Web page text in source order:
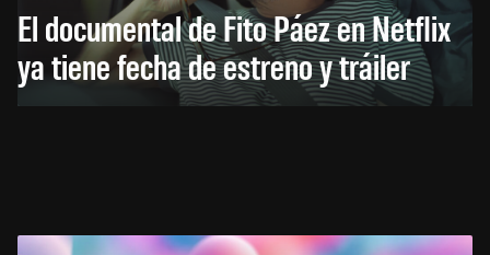
El documental de Fito Páez en Netflix
ya tiene fecha de estreno y tráiler